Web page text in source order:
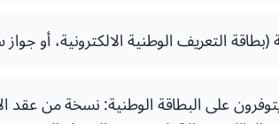
التعريف الوطنية الالكترونية، أو
دون سن 18 الذين لا يتوفرون على البطاقة الوطنية: نسخة